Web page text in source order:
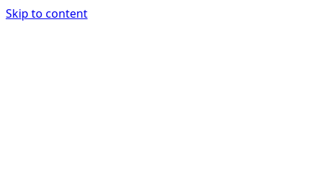
Skip to content